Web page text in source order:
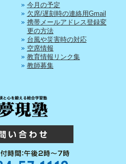
今月の予定
欠席/遅刻時の連絡用Gmail
携帯メールアドレス登録変
更の方法
台風や災害時の対応
空席情報
教育情報リンク集
教師募集